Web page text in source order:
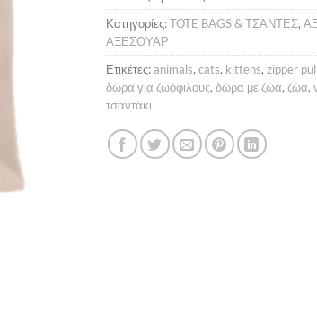
Κατηγορίες:TOTE BAGS & ΤΣΑΝΤΕΣ,
ΑΞΕΣΟΥΑΡ
Ετικέτες:animals, cats, kittens, zipper pull
δώρα για ζωόφιλους, δώρα με ζώα, ζώα,
τσαντάκι